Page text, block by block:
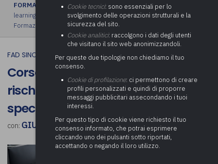
FORMAZIONE ›FAD sincrona (in diretta)|FAD asincrona (e-
learning)
Formazione obbligatoria|Formazione in aula|
Formazione in house|Piano formativo gratuito associati
FAD SINCRONA (IN DIRETTA)
Corso di formazione per lavoratori,
rischio basso 8 ore (generica +
specifica) | replica
con: GIUSEPPE IOCCA
Cookie tecnici: sono essenziali per lo
svolgimento delle operazioni strutturali e la
sicurezza del sito.
Cookie analitici: raccolgono i dati degli utenti
che visitano il sito web anonimizzandoli.
Per queste due tipologie non chiediamo il tuo
consenso.
Cookie di profilazione: ci permettono di creare
profili personalizzati e quindi di proporre
messaggi pubblicitari assecondando i tuoi
interessi.
Per questo tipo di cookie viene richiesto il tuo
consenso informato, che potrai esprimere
cliccando uno dei pulsanti sotto riportati,
accettando o negando il loro utilizzo.